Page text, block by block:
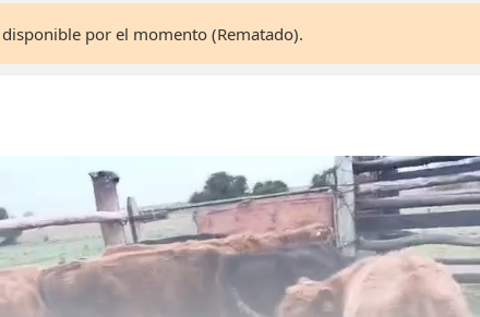
disponible por el momento (Rematado).